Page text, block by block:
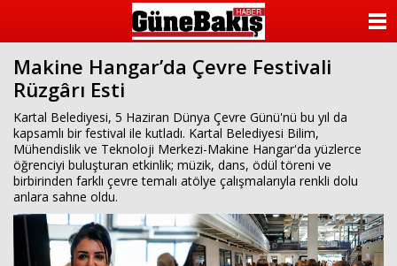
Makine Hangar’da Çevre Festivali
Rüzgârı Esti
Kartal Belediyesi, 5 Haziran Dünya Çevre Günü'nü bu yıl da
kapsamlı bir festival ile kutladı. Kartal Belediyesi Bilim,
Mühendislik ve Teknoloji Merkezi-Makine Hangar'da yüzlerce
öğrenciyi buluşturan etkinlik; müzik, dans, ödül töreni ve
birbirinden farklı çevre temalı atölye çalışmalarıyla renkli dolu
anlara sahne oldu.
KATEGORİLER
ANKETLER
VİDEO GALERİ